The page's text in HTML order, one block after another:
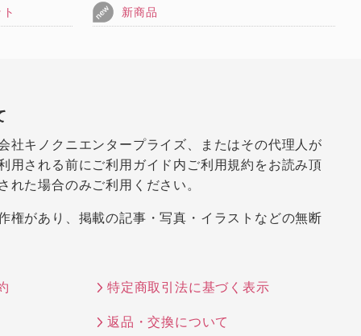
新商品
社キノクニエンタープライズ、またはその代理人が
用される前にご利用ガイド内ご利用規約をお読み頂
れた場合のみご利用ください。
権があり、掲載の記事・写真・イラストなどの無断
特定商取引法に基づく表示
返品・交換について